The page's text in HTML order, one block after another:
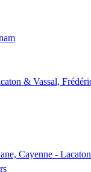
& Vassal,
Cayenne -